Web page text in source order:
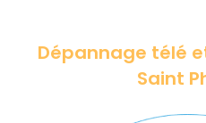
Dépannage télé
Saint